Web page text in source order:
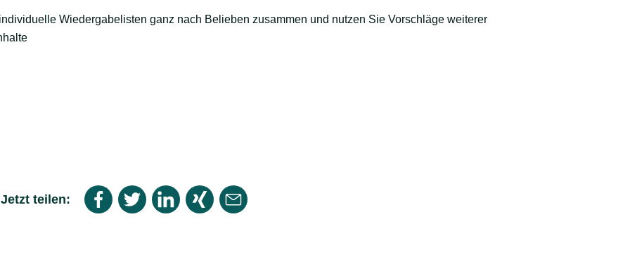
Wiedergabelisten ganz nach Belieben zusammen und nutzen Sie Vorschläge weiterer
Jetzt teilen: